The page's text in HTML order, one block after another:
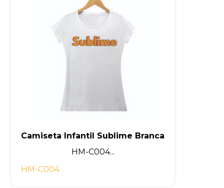
Camiseta Infantil Sublime Branca
HM-C004...
HM-C004